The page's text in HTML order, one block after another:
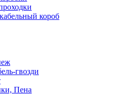
короб
гвозди
Пена